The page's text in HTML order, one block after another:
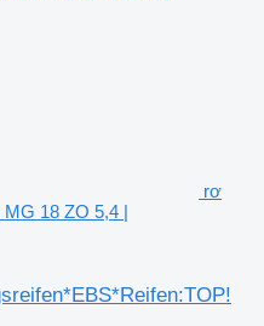
rơ
18 ZO 5,4 |